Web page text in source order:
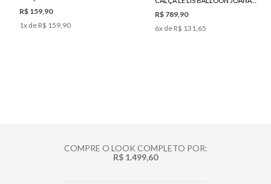
R$ 159,90
1x de R$ 159,90
R$ 789,90
6x de R$ 131,65
COMPRE O LOOK COMPLETO POR:
R$ 1.499,60